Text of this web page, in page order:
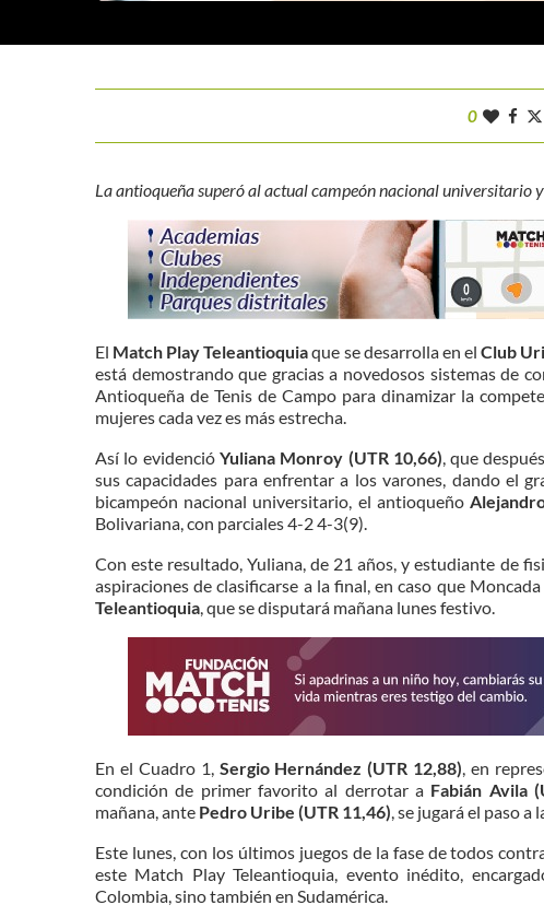
0
La antioqueña superó al actual campeón nacional universitario
El Match Play Teleantioquiaque se desarrolla en elClub
está demostrando que gracias a novedosos sistemas de
Antioqueña de Tenis de Campo para dinamizar la
mujeres cada vez es más estrecha.
Así lo evidenció Yuliana Monroy (UTR 10,66) , que
sus capacidades para enfrentar a los varones, dando el
bicampeón nacional universitario, el antioqueño
Bolivariana, con parciales 4-2 4-3(9).
Con este resultado, Yuliana, de 21 años, y estudiante de
aspiraciones de clasificarse a la final, en caso que
Teleantioquia , que se disputará mañana lunes festivo.
En el Cuadro 1, Sergio Hernández (UTR 12,88) , en
condición de primer favorito al derrotar a Fabián Avila
mañana, ante Pedro Uribe (UTR 11,46) , se jugará el paso a
Este lunes, con los últimos juegos de la fase de todos
este Match Play Teleantioquia, evento inédito,
Colombia, sino también en Sudamérica.